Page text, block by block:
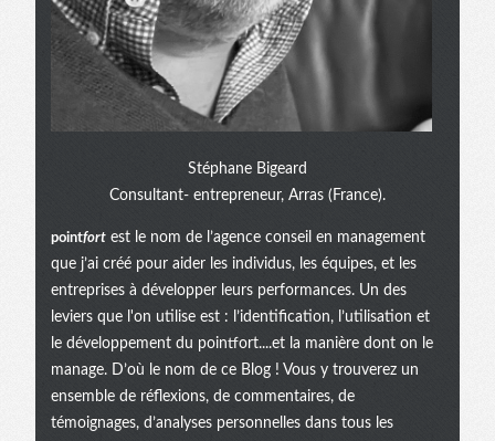
Stéphane Bigeard
Consultant- entrepreneur, Arras (France).
pointfort est le nom de l’agence conseil en management
que j’ai créé pour aider les individus, les équipes, et les
entreprises à développer leurs performances. Un des
leviers que l'on utilise est : l’identification, l’utilisation et
le développement du pointfort....et la manière dont on le
manage. D’où le nom de ce Blog ! Vous y trouverez un
ensemble de réflexions, de commentaires, de
témoignages, d’analyses personnelles dans tous les